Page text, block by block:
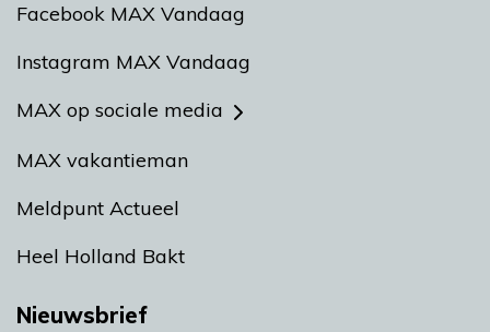
Facebook MAX Vandaag
Instagram MAX Vandaag
MAX op sociale media
MAX vakantieman
Meldpunt Actueel
Heel Holland Bakt
Nieuwsbrief